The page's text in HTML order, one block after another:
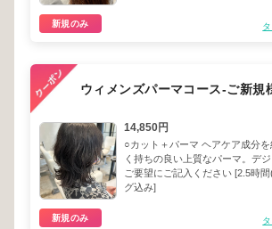
新規のみ
ウィメンズパーマコース-ご新規
14,850円
○カット＋パーマ ヘアケア成分を
く持ちの良い上質なパーマ。デ
ご要望にご記入ください [2.5時
グ込み]
新規のみ